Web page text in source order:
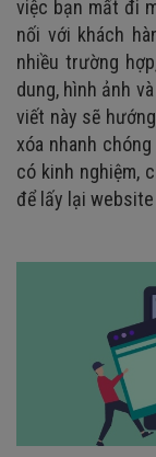
việc bạn mất đi
nối với khách
nhiều trường
dung, hình ảnh
viết này sẽ
xóa nhanh
có kinh nghiệm,
để lấy lại